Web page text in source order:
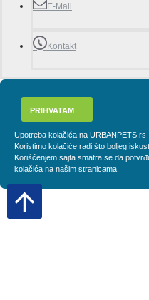
E-Mail
Kontakt
PRIHVATAM
Upotreba kolačića na URBANPETS.rs
Koristimo kolačiće radi što boljeg
Korišćenjem sajta smatra se da
kolačića na našim stranicama.